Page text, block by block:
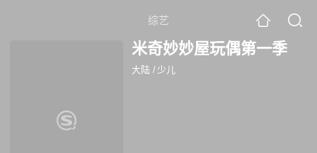
综艺
米奇妙妙屋玩偶第一季
大陆 / 少儿